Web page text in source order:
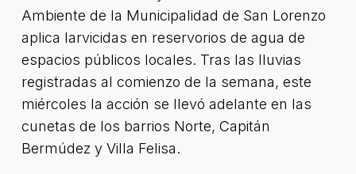
Ambiente de la Municipalidad de San Lorenzo
aplica larvicidas en reservorios de agua de
espacios públicos locales. Tras las lluvias
registradas al comienzo de la semana, este
miércoles la acción se llevó adelante en las
cunetas de los barrios Norte, Capitán
Bermúdez y Villa Felisa.